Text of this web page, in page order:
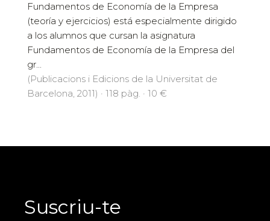
Fundamentos de Economía de la Empresa
(teoría y ejercicios) está especialmente dirigido
a los alumnos que cursan la asignatura
Fundamentos de Economía de la Empresa del
gr...
(Publicacions i Edicions de la Universitat de
Barcelona, 2011) · 118 pàg. · 10 €
Suscriu-te